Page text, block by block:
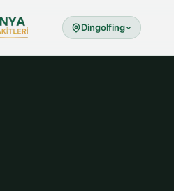
Dingolfing